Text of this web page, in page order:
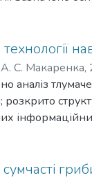
С. Макаренка,
аналіз
розкрито